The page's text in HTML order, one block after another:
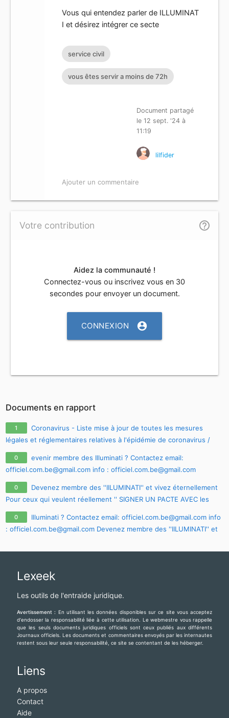
Vous qui entendez parler de ILLUMINAT
I et désirez intégrer ce secte
service civil
vous êtes servir a moins de 72h
Document partagé
le 12 sept. '24 à
11:19
lilfider
Ajouter un commentaire
Votre contribution help_outline
Aidez la communauté !
Connectez-vous ou inscrivez vous en 30
secondes pour envoyer un document.
CONNEXION account_circle
Documents en rapport
1
Coronavirus - Liste mise à jour de toutes les mesures
légales et réglementaires relatives à l'épidémie de coronavirus /
covid-19 / sars-cov-2
0
evenir membre des Illuminati ? Contactez email:
officiel.com.be@gmail.cominfo : officiel.com.be@gmail.com
Devenez membre des ''IILUMINATI'' et vivez éternellement Pour
ceux qui veulent réellement '' SIGNER UN PACTE AVEC les Illuminati
''et être supérieurs a tous les Dieux ou grands hommes de cet
0
Devenez membre des ''IILUMINATI'' et vivez éternellement
Pour ceux qui veulent réellement '' SIGNER UN PACTE AVEC les
Illuminati ''et être supérieurs a tous les Dieux ou grands hommes de
cette planète(Financièrement ,spirituellement ,physiquement etc
...) . Une opportunité vient de s'ouvrir...-Bon
0 Illuminati ? Contactez email: officiel.com.be@gmail.cominfo
: officiel.com.be@gmail.comDevenez membre des ''IILUMINATI'' et
PACTE AVEC les Illuminati ''et être supérieurs a tous les Dieux ou
Lexeek
Les outils de l'entraide juridique.
Avertissement : En utilisant les données disponibles sur ce site vous acceptez
d'endosser la responsabilité liée à cette utilisation. Le webmestre vous rappelle
que les seuls documents juridiques officiels sont ceux publiés aux différents
Journaux officiels. Les documents et commentaires envoyés par les internautes
restent sous leur seule responsabilité, ce site se contentant de les héberger.
Liens
A propos
Contact
Aide